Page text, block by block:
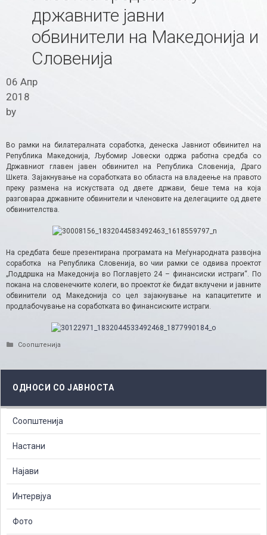
државните јавни
обвинители на Македонија и
Словенија
06 Апр
2018
by
Во рамки на билатералната соработка, денеска Јавниот обвинител на
Република Македонија, Љубомир Јовески одржа работна средба со
Државниот главен јавен обвинител на Република Словенија, Драго
Шкета. Зајакнување на соработката во областа на владеење на правото
преку размена на искуствата од двете држави, беше тема на која
разговараа државните обвинители и членовите на делегациите од двете
обвинителства.
На средбата беше презентирана програмата на Меѓународната развојна
соработка на Република Словенија, во чии рамки се одвива проектот
„Поддршка на Македонија во Поглавјето 24 – финансиски истраги“. По
покана на словенечките колеги, во проектот ќе бидат вклучени и јавните
обвинители од Македонија со цел зајакнување на капацитетите и
продлабочување на соработката во финансиските истраги.
Categories
Соопштенија
ОДНОСИ СО ЈАВНОСТА
Соопштенија
Настани
Најави
Интервјуа
Фото